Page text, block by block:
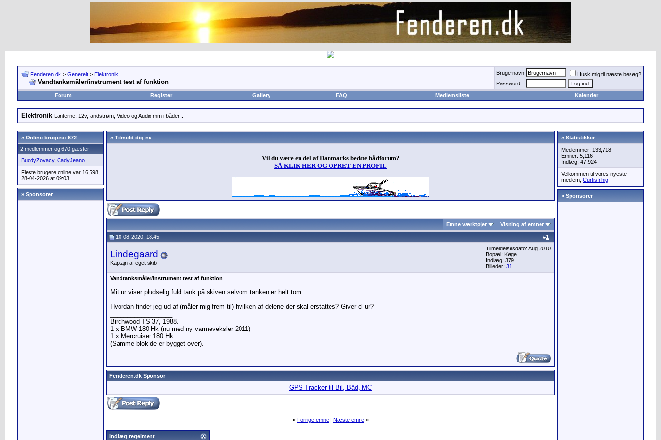
Fenderen.dk > Generelt > Elektronik
Vandtanksmåler/instrument test af funktion
Brugernavn
Husk mig til næste besøg?
Password
Forum
Register Gallery FAQ Medlemsliste Kalender
Elektronik Lanterne, 12v, landstrøm, Video og Audio mm i båden..
» Online brugere: 672
2 medlemmer og 670 gæster
BuddyZovacy, CadyJeano
Fleste brugere online var 16,598,
28-04-2026 at 09:03.
» Sponsorer
» Tilmeld dig nu
Vil du være en del af Danmarks bedste bådforum?
SÅ KLIK HER OG OPRET EN PROFIL
Emne værktøjer Visning af emner
#1
10-08-2020, 18:45
Lindegaard
Kaptajn af eget skib
Tilmeldelsesdato: Aug 2010
Bopæl: Køge
Indlæg: 379
Billeder: 31
Vandtanksmåler/instrument test af funktion
Mit ur viser pludselig fuld tank på skiven selvom tanken er helt tom.
Hvordan finder jeg ud af (måler mig frem til) hvilken af delene der skal erstattes? Giver el ur?
Birchwood TS 37, 1988.
1 x BMW 180 Hk (nu med ny varmeveksler 2011)
1 x Mercruiser 180 Hk
(Samme blok de er bygget over).
Fenderen.dk Sponsor
GPS Tracker til Bil, Båd, MC
« Forrige emne| Næste emne »
Indlæg regelment
» Statistikker
Medlemmer: 133,718
Emner: 5,116
Indlæg: 47,924
Velkommen til vores nyeste
medlem, CurtisInhig
» Sponsorer